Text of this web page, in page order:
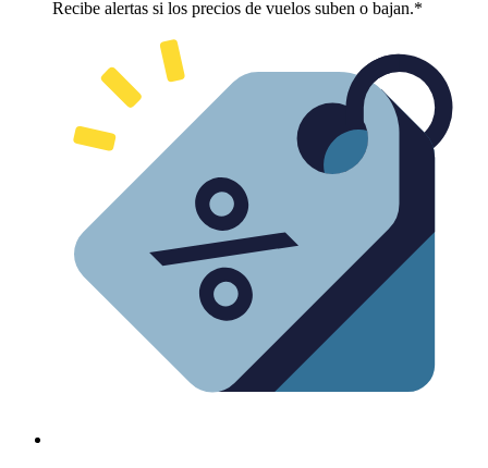
Recibe alertas si los precios de vuelos suben o bajan.*